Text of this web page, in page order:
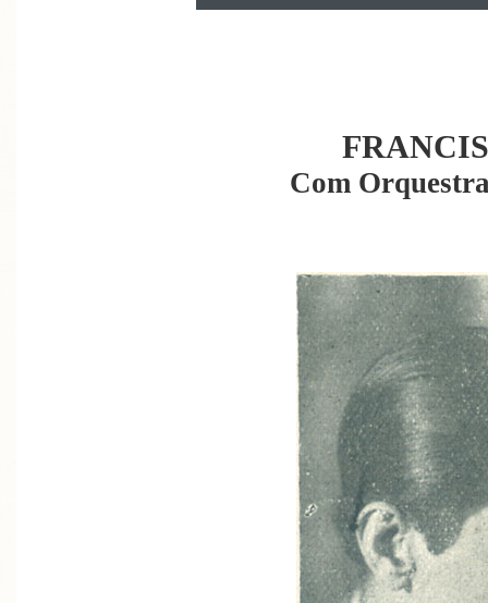
Com